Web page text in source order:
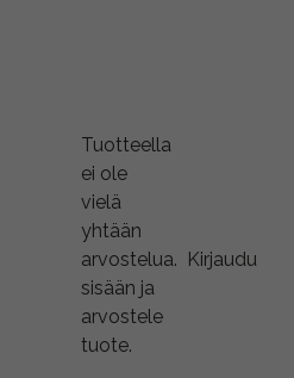
Tuotteella
ei ole
vielä
yhtään
arvostelua. Kirjaudu
sisään ja
arvostele
tuote.